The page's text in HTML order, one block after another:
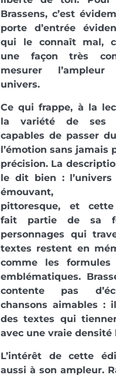
Brassens, c’est
porte d’entrée
qui le connaît mal,
une façon très
mesurer
univers.
Ce qui frappe, à la
la variété de ses
capables de passer
l’émotion sans jamais
précision. La
le dit bien : l’univers
émouvant,
pittoresque, et
fait partie de sa
personnages qui
textes restent en
comme les formules
emblématiques.
contente pas
chansons aimables :
des textes qui
avec une vraie densité
L’intérêt de cette
aussi à son ampleur.